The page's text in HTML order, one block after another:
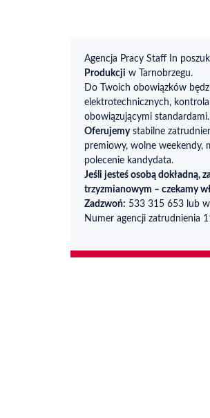
Agencja Pracy Staff In
Produkcji w Tarnobrzegu.
Do Twoich obowiązków
elektrotechnicznych, kontrola
obowiązującymi standardami.
Oferujemystabilne
premiowy, wolne weekendy,
polecenie kandydata.
Jeśli jesteś osobą dokładną,
trzyzmianowym – czekamy
Zadzwoń: 533 315 653 lub
Numer agencji zatrudnienia